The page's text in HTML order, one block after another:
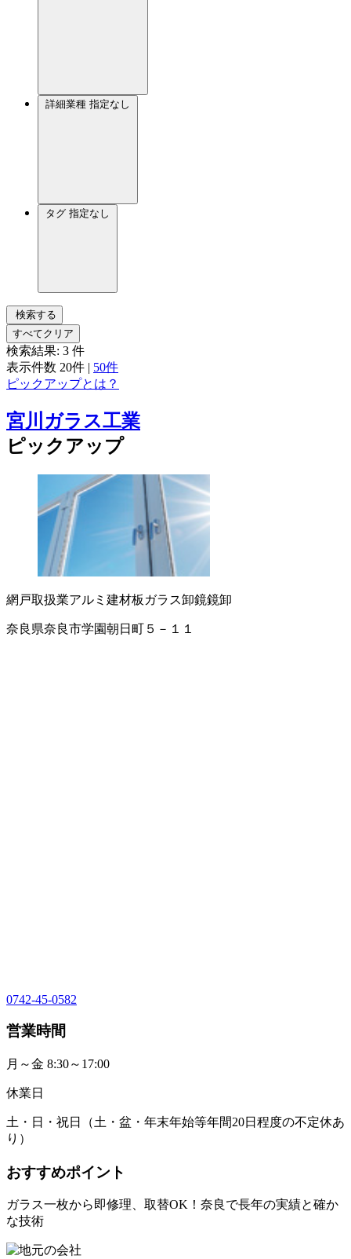
詳細業種 指定なし
タグ 指定なし
検索する
すべてクリア
検索結果: 3 件
表示件数 20件 | 50件
ピックアップとは？
宮川ガラス工業
ピックアップ
網戸取扱業アルミ建材板ガラス卸鏡鏡卸
奈良県奈良市学園朝日町５－１１
0742-45-0582
営業時間
月～金 8:30～17:00
休業日
土・日・祝日（土・盆・年末年始等年間20日程度の不定休あ
り）
おすすめポイント
ガラス一枚から即修理、取替OK！奈良で長年の実績と確か
な技術